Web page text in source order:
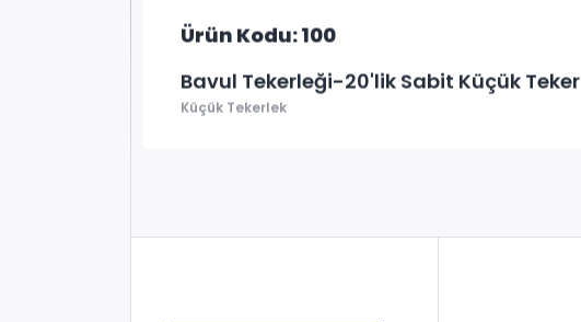
Ürün Kodu: 100
Bavul Tekerleği-20'lik Sabit Küçük Teker
Küçük Tekerlek